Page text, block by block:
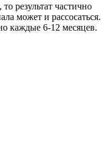
результат частично
может и рассосаться.
каждые 6-12 месяцев.